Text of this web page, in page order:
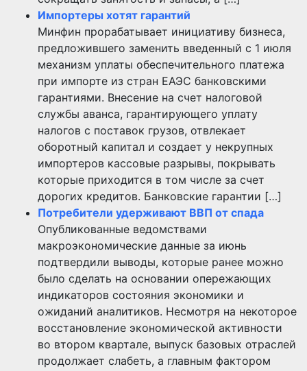
Импортеры хотят гарантий
Минфин прорабатывает инициативу бизнеса,
предложившего заменить введенный с 1 июля
механизм уплаты обеспечительного платежа
при импорте из стран ЕАЭС банковскими
гарантиями. Внесение на счет налоговой
службы аванса, гарантирующего уплату
налогов с поставок грузов, отвлекает
оборотный капитал и создает у некрупных
импортеров кассовые разрывы, покрывать
которые приходится в том числе за счет
дорогих кредитов. Банковские гарантии […]
Потребители удерживают ВВП от спада
Опубликованные ведомствами
макроэкономические данные за июнь
подтвердили выводы, которые ранее можно
было сделать на основании опережающих
индикаторов состояния экономики и
ожиданий аналитиков. Несмотря на некоторое
восстановление экономической активности
во втором квартале, выпуск базовых отраслей
продолжает слабеть, а главным фактором